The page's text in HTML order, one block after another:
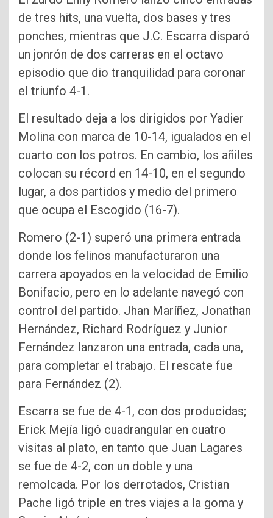
de tres hits, una vuelta, dos bases y tres
ponches, mientras que J.C. Escarra disparó
un jonrón de dos carreras en el octavo
episodio que dio tranquilidad para coronar
el triunfo 4-1.
El resultado deja a los dirigidos por Yadier
Molina con marca de 10-14, igualados en el
cuarto con los potros. En cambio, los añiles
colocan su récord en 14-10, en el segundo
lugar, a dos partidos y medio del primero
que ocupa el Escogido (16-7).
Romero (2-1) superó una primera entrada
donde los felinos manufacturaron una
carrera apoyados en la velocidad de Emilio
Bonifacio, pero en lo adelante navegó con
control del partido. Jhan Maríñez, Jonathan
Hernández, Richard Rodríguez y Junior
Fernández lanzaron una entrada, cada una,
para completar el trabajo. El rescate fue
para Fernández (2).
Escarra se fue de 4-1, con dos producidas;
Erick Mejía ligó cuadrangular en cuatro
visitas al plato, en tanto que Juan Lagares
se fue de 4-2, con un doble y una
remolcada. Por los derrotados, Cristian
Pache ligó triple en tres viajes a la goma y